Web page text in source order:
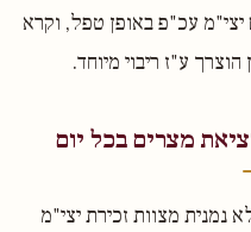
יצי"מ עכ"פ באופן טפל, וקרא
ע"ז ריבוי מיוחד.
מצרים בכל יום
נמנית מצוות זכירת יצי"מ